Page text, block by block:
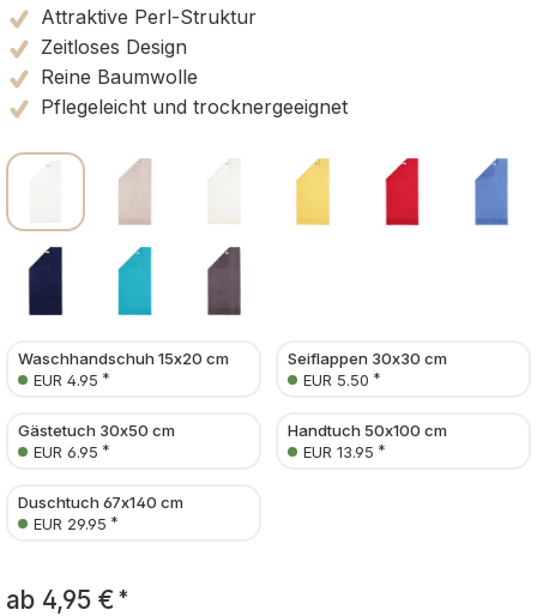
Attraktive Perl-Struktur
Zeitloses Design
Reine Baumwolle
Pflegeleicht und trocknergeeignet
Waschhandschuh 15x20 cm
EUR 4.95 *
Seiflappen 30x30 cm
EUR 5.50 *
Gästetuch 30x50 cm
EUR 6.95 *
Handtuch 50x100 cm
EUR 13.95 *
Duschtuch 67x140 cm
EUR 29.95 *
ab 4,95 € *